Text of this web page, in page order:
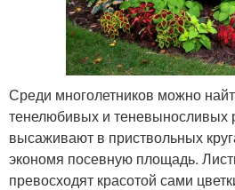
Среди многолетников можно
тенелюбивых и теневыносливых
высаживают в приствольных
экономя посевную площадь.
превосходят красотой сами